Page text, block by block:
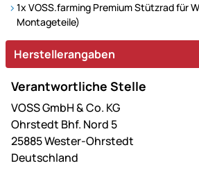
1x VOSS.farming Premium Stützrad für
Montageteile)
Herstellerangaben
Verantwortliche Stelle
VOSS GmbH & Co. KG
Ohrstedt Bhf. Nord 5
25885 Wester-Ohrstedt
Deutschland